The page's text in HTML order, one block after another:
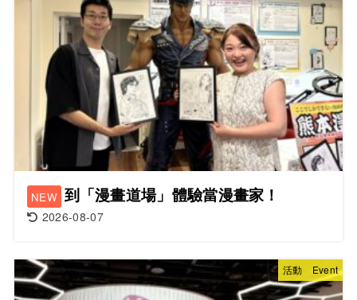
到「漫畫道場」體驗當漫畫家！
2026-08-07
活動 Event